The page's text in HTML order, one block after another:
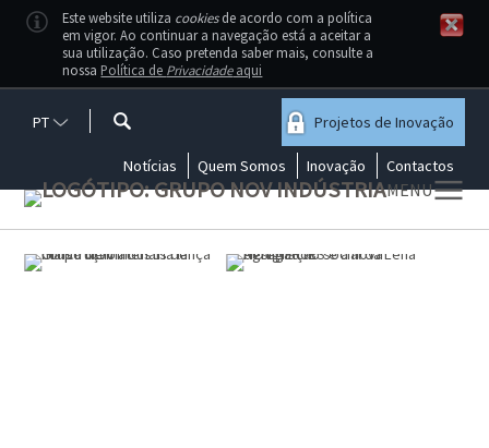
PT
Notícias Quem Somos Inovação Contactos
Projetos de Inovação
MENU
áreas complementares à atividade
Este website utiliza cookiesde acordo com a política
em vigor. Ao continuar a navegação está a aceitar a
sua utilização. Caso pretenda saber mais, consulte a
nossa Política de Privacidadeaqui